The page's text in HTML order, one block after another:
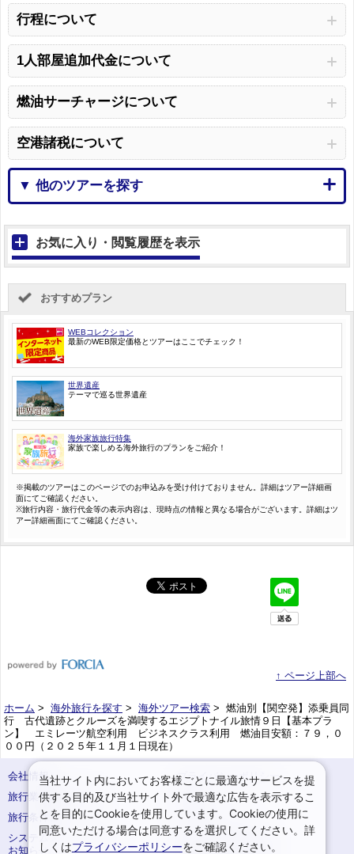
行程について
1人部屋追加代金について
燃油サーチャージについて
空港諸税について
▼ 他のツアーを探す
お気に入り・閲覧履歴を表示
おすすめプラン
WEBコレクション
最新のWEB限定価格とツアーはここでチェック！
世界遺産
テーマで巡る世界遺産
海外家族旅行特集
家族で楽しめる海外旅行のプランをご紹介！
※掲載のツアーはこのページでのお申込みを受け付けておりません。詳細はツアー詳細画
面にてご確認ください。
※旅行内容・旅行代金等の表示内容は、現時点の情報と異なる場合がございます。詳細はツ
アー詳細画面にてご確認ください。
↑ ページ上部へ
ホーム > 海外旅行を探す > 海外ツアー検索 > 燃油別【関空発】添乗員同
行 古代遺跡とクルーズを満喫するエジプトナイル旅情９日【基本プラ
ン】 エミレーツ航空利用 ビジネスクラス利用 燃油目安額：７９，０
００円（２０２５年１１月１日現在）
会社情報
プライバシーポリシー
旅行業登録票・約款
規約集
旅行条件書
サイトマップ
システムメンテナンスの
お知らせ
お申込みまでの手順
当社サイト内においてお客様ごとに最適なサービスを提
供する目的及び当社サイト外で最適な広告を表示するこ
とを目的にCookieを使用しています。Cookieの使用に
同意いただける場合は同意するを選択してください。詳
しくはプライバシーポリシーをご確認ください。